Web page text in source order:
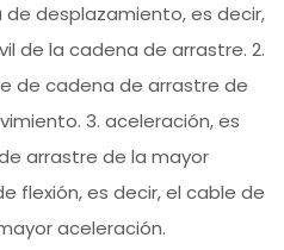
de desplazamiento, es decir,
de la cadena de arrastre. 2.
de cadena de arrastre de
3. aceleración, es
arrastre de la mayor
flexión, es decir, el cable de
aceleración.